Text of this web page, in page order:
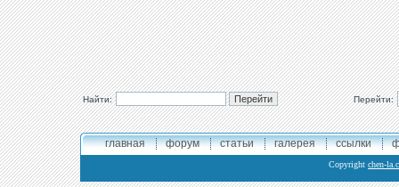
Найти: Перейти:
главная форум статьи галерея ссылки
Copyright chen-